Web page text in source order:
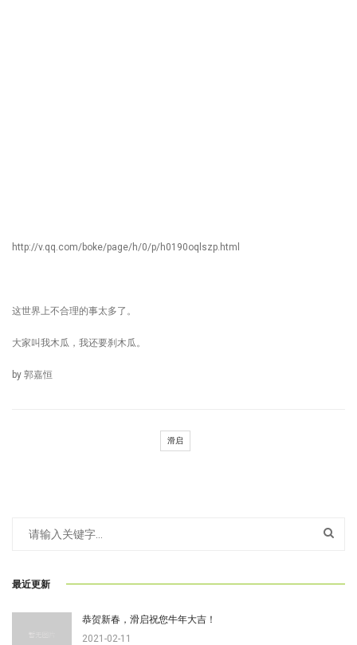
http://v.qq.com/boke/page/h/0/p/h0190oqlszp.html
这世界上不合理的事太多了。
大家叫我木瓜，我还要刹木瓜。
by 郭嘉恒
滑启
最近更新
恭贺新春，滑启祝您牛年大吉！
2021-02-11